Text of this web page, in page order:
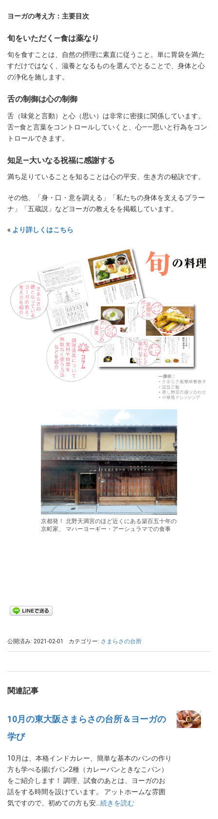
ヨーガの考え方：主要目次
旬をいただく―食は薬なり
旬を食すことは、自然の摂理に素直に従うこと。単に胃袋を満た
すだけではなく、滋養となるものを選んでとることで、身体と心
の浄化を施します。
舌の制御は心の制御
舌（味覚と言動）と心（思い）は非常に密接に関係しています。
舌—食と言葉をコントロールしていくと、心――思いと行為をコン
トロールできます。
知足―大いなる祝福に感謝する
満ち足りていることを知ることは心の平安、生き方の秘訣です。
その他、「身・口・意を調える」「私たちの身体を支えるプラー
ナ」「五蔵説」などヨーガの教えをを掲載しています。
« より詳しくはこちら
京都発！ 北野天満宮のほど近くにある築百五十年の
京町家、 マハーヨーギー・アーシュラマでの食事
公開済み: 2021-02-01 カテゴリー: さまらさの台所
関連記事
10月の東大阪さまらさの台所＆ヨーガの
学び
10月は、本格インドカレー、簡単な基本のパンの作り
方も学べる揚げパン2種（カレーパンときなこパン）
をご紹介します！ 調理、試食のあとは、ヨーガのお
話をする時間を設けています。 アットホームな雰囲
気ですので、初めての方も安… 続きを読む